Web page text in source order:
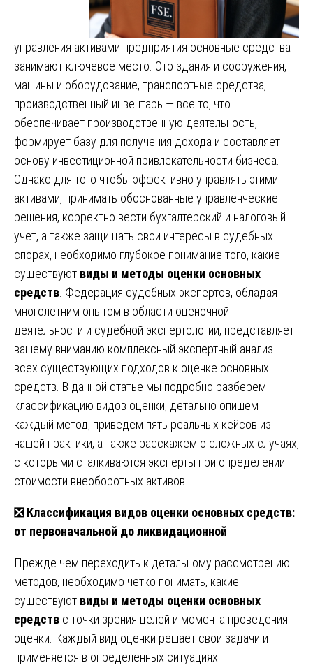
управления активами предприятия основные средства
занимают ключевое место. Это здания и сооружения,
машины и оборудование, транспортные средства,
производственный инвентарь — все то, что
обеспечивает производственную деятельность,
формирует базу для получения дохода и составляет
основу инвестиционной привлекательности бизнеса.
Однако для того чтобы эффективно управлять этими
активами, принимать обоснованные управленческие
решения, корректно вести бухгалтерский и налоговый
учет, а также защищать свои интересы в судебных
спорах, необходимо глубокое понимание того, какие
существуют виды и методы оценки основных
средств . Федерация судебных экспертов, обладая
многолетним опытом в области оценочной
деятельности и судебной экспертологии, представляет
вашему вниманию комплексный экспертный анализ
всех существующих подходов к оценке основных
средств. В данной статье мы подробно разберем
классификацию видов оценки, детально опишем
каждый метод, приведем пять реальных кейсов из
нашей практики, а также расскажем о сложных случаях,
с которыми сталкиваются эксперты при определении
стоимости внеоборотных активов.
❎Классификация видов оценки основных средств:
от первоначальной до ликвидационной
Прежде чем переходить к детальному рассмотрению
методов, необходимо четко понимать, какие
существуют виды и методы оценки основных
средств с точки зрения целей и момента проведения
оценки. Каждый вид оценки решает свои задачи и
применяется в определенных ситуациях.